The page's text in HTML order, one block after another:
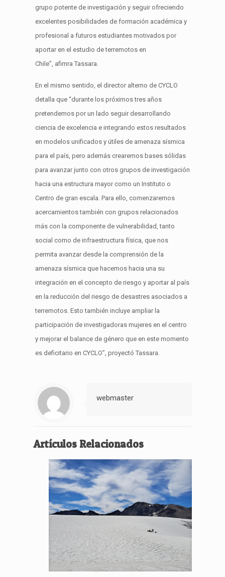
grupo potente de investigación y seguir ofreciendo
excelentes posibilidades de formación acad émica y
profesional a futuros estudiantes motivados por
aportar en el estudio de terremotos en
Chile”, afimra Tassara.
En el mismo sentido, el director alterno de CYCLO
detalla que “durante los próximos tres años
pretendemos por un lado seguir desarrollando
ciencia de excelencia e integrando estos resultados
en modelos unificados y útiles de amenaza sísmica
para el país, pero además crearemos bases sólidas
para avanzar junto con otros grupos de investigación
hacia una estructura mayor como un Instituto o
Centro de gran esca la. Para ello, comenzaremos
acercamientos también con grupos relacionados
más con la componente de vulnerabilidad,tanto
social como de infraestructura física, que nos
permita avanzar desde la comprensión de la
amenaza sísmica que hacemos hacia una su
integración en el concepto de riesgo y aportar al país
en la reducción del riesgo de desastres asociados a
terremotos. Esto también incluye ampliar la
participación de investigadoras mujeres en el centro
y mejorarel balance de género que en este momento
es deficitario en CYCLO”, proyectó Tassara.
webmaster
Artículos Relacionados